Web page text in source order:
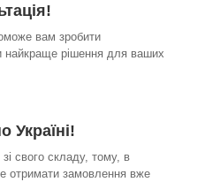
вам зробити
найкраще рішення для ваших
Україні!
свого складу, тому, в
отримати замовлення вже